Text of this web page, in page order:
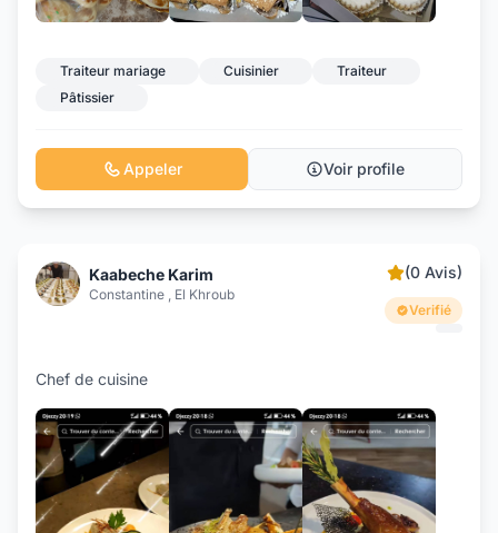
Traiteur mariage Cuisinier
Traiteur
Pâtissier
Appeler Voir profile
Kaabeche Karim
Constantine , El Khroub
(0 Avis)
Verifié
Chef de cuisine